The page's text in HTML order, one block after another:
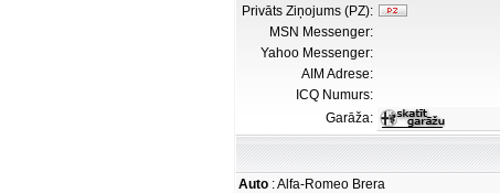
Privāts Ziņojums (PZ):
MSN Messenger:
Yahoo Messenger:
AIM Adrese:
ICQ Numurs:
Garāža:
Auto : Alfa-Romeo Brera